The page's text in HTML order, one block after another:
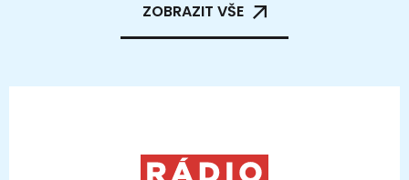
ZOBRAZIT VŠE